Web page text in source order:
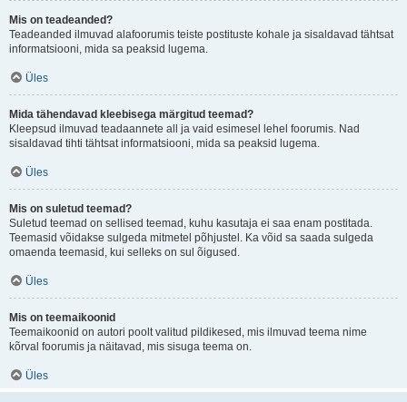
Mis on teadeanded?
Teadeanded ilmuvad alafoorumis teiste postituste kohale ja sisaldavad tähtsat
informatsiooni, mida sa peaksid lugema.
Üles
Mida tähendavad kleebisega märgitud teemad?
Kleepsud ilmuvad teadaannete all ja vaid esimesel lehel foorumis. Nad
sisaldavad tihti tähtsat informatsiooni, mida sa peaksid lugema.
Üles
Mis on suletud teemad?
Suletud teemad on sellised teemad, kuhu kasutaja ei saa enam postitada.
Teemasid võidakse sulgeda mitmetel põhjustel. Ka võid sa saada sulgeda
omaenda teemasid, kui selleks on sul õigused.
Üles
Mis on teemaikoonid
Teemaikoonid on autori poolt valitud pildikesed, mis ilmuvad teema nime
kõrval foorumis ja näitavad, mis sisuga teema on.
Üles